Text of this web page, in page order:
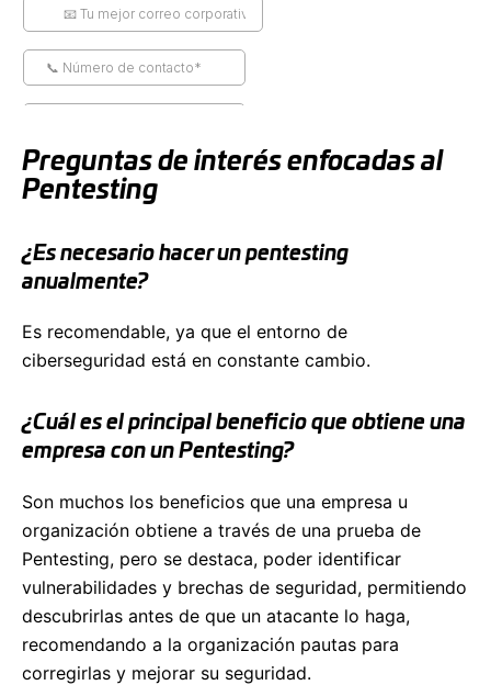
Preguntas de interés enfocadas al
Pentesting
¿Es necesario hacer un pentesting
anualmente?
Es recomendable, ya que el entorno de
ciberseguridad está en constante cambio.
¿Cuál es el principal beneficio que obtiene una
empresa con un Pentesting?
Son muchos los beneficios que una empresa u
organización obtiene a través de una prueba de
Pentesting, pero se destaca, poder identificar
vulnerabilidades y brechas de seguridad, permitiendo
descubrirlas antes de que un atacante lo haga,
recomendando a la organización pautas para
corregirlas y mejorar su seguridad.